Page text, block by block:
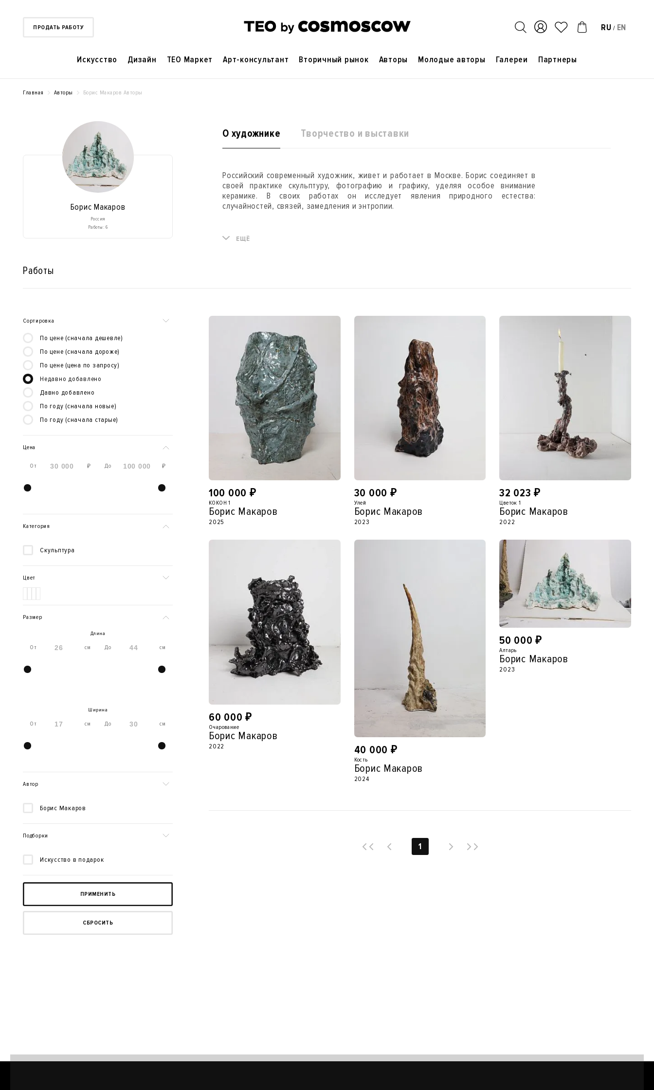
ПРОДАТЬ РАБОТУ RU / EN
Искусство Дизайн TEO Маркет Арт-консультант Вторичный рынок Авторы Молодые авторы Галереи Партнеры
Главная Авторы Борис Макаров Авторы
Борис Макаров
Россия
Работы: 6
О художнике Творчество и выставки
Российский современный художник, живет и работает в Москве. Борис соединяет в
своей практике скульптуру, фотографию и графику, уделяя особое внимание
керамике. В своих работах он исследует явления природного естества:
случайностей, связей, замедления и энтропии.
Работы Бориса являются результатом внимательного созерцания и вдохновения
взаимодействуют друг с другом и с окружающей средой.
ЕЩЁ
Работы
Сортировка
По цене (сначала дешевле)
По цене (сначала дороже)
По цене (цена по запросу)
Недавно добавлено
Давно добавлено
По году (сначала новые)
По году (сначала старые)
Цена
От ₽ До ₽
Категория
Скульптура
Цвет
Размер
Длина
От см До см
Ширина
От см До см
Автор
Борис Макаров
Подборки
Искусство в подарок
100 000 ₽
КОКОН 1
Борис Макаров
2025
60 000₽
Очарование
Борис Макаров
2022
30 000 ₽
Улей
Борис Макаров
2023
40 000 ₽
Кость
Борис Макаров
2024
32 023₽
Цветок 1
Борис Макаров
2022
50 000₽
Алтарь
Борис Макаров
2023
1